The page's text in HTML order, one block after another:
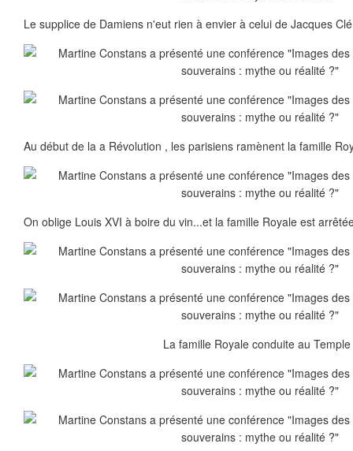
Le supplice de Damiens n'eut rien à envier à celui de Jacques
Au début de la a Révolution , les parisiens ramènent la famille
On oblige Louis XVI à boire du vin...et la famille Royale est
La famille Royale conduite au